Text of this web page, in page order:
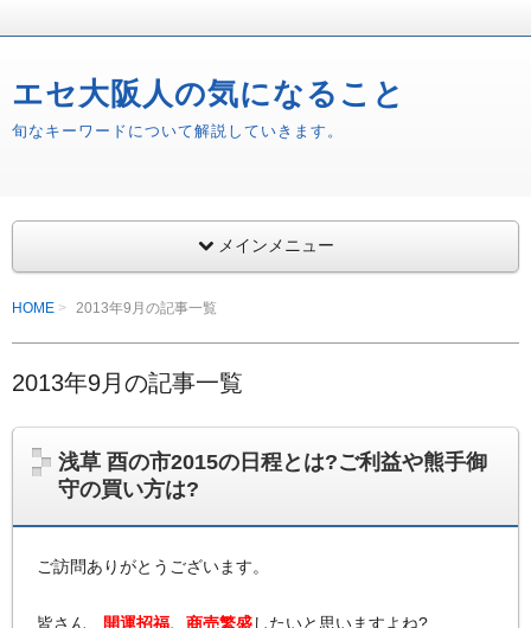
エセ大阪人の気になること
旬なキーワードについて解説していきます。
メインメニュー
HOME 2013年9月の記事一覧
2013年9月の記事一覧
浅草 酉の市2015の日程とは?ご利益や熊手御
守の買い方は?
ご訪問ありがとうございます。
皆さん、 開運招福、商売繁盛したいと思いますよね?